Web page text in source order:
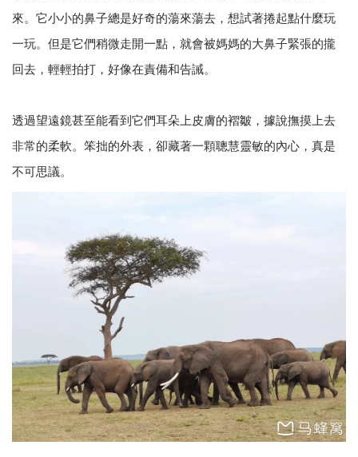
來。它小小的鼻子總是好奇的蕩來蕩去，想試著捲起點什麼玩
一玩。但是它們稍微走開一點，就會被媽媽的大鼻子緊張的攏
回去，輕輕拍打，好像在責備和告誡。
透過望遠鏡甚至能看到它們耳朵上皮膚的褶皺，據說撫摸上去
非常的柔軟。笨拙的外表，卻藏著一顆聰慧靈敏的內心，真是
不可思議。